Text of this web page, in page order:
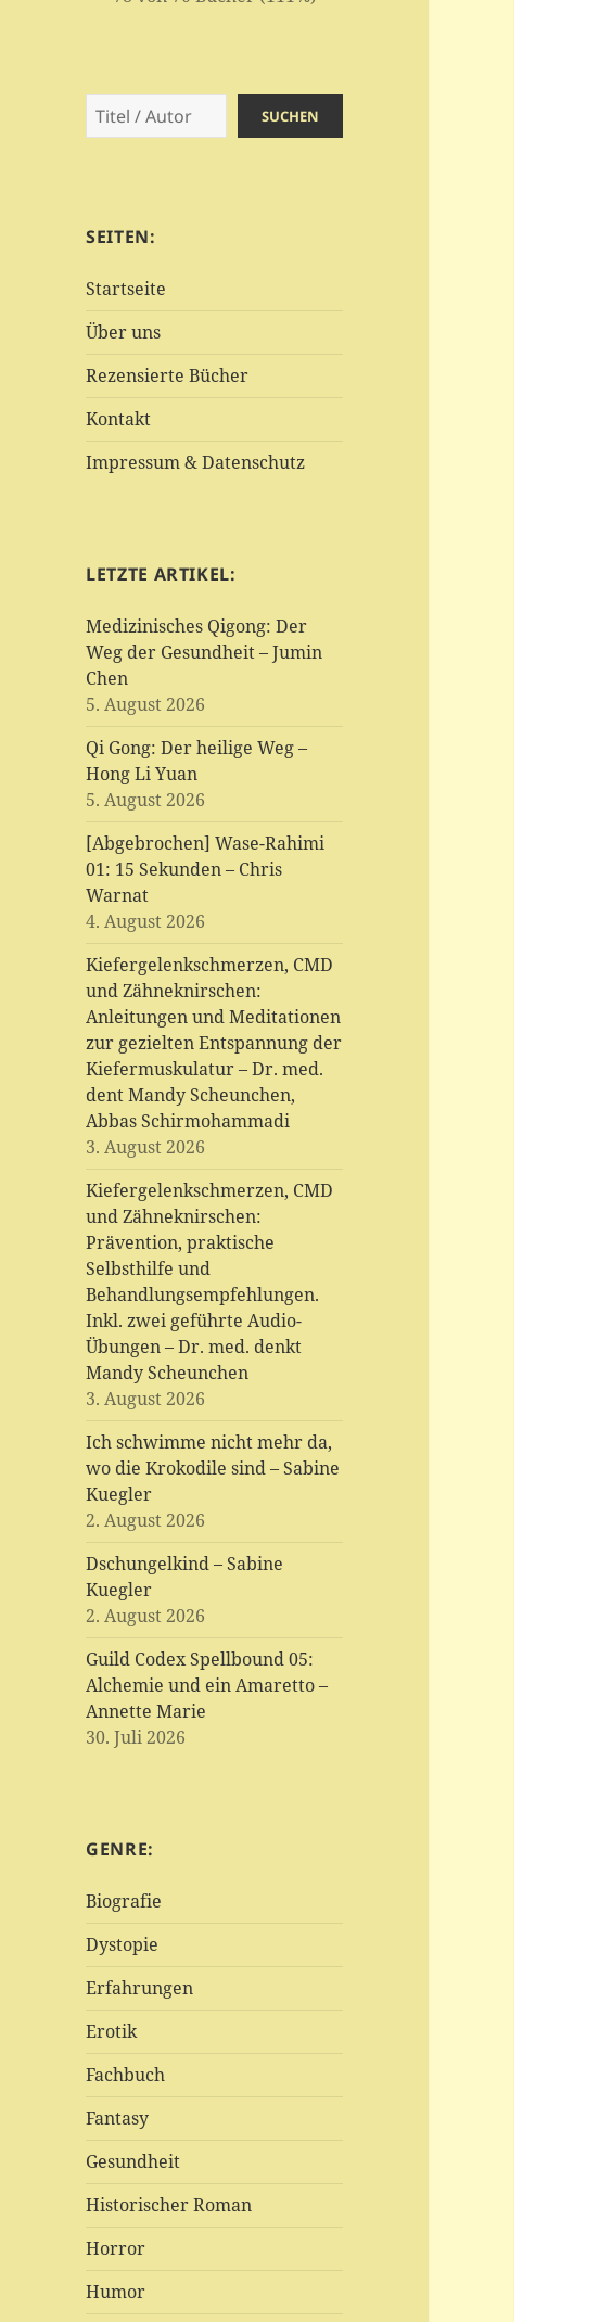
Suchen SUCHEN
SEITEN:
Startseite
Über uns
Rezensierte Bücher
Kontakt
Impressum & Datenschutz
LETZTE ARTIKEL:
Medizinisches Qigong: Der
Weg der Gesundheit – Jumin
Chen
5. August 2026
Qi Gong: Der heilige Weg –
Hong Li Yuan
5. August 2026
[Abgebrochen] Wase-Rahimi
01: 15 Sekunden – Chris
Warnat
4. August 2026
Kiefergelenkschmerzen, CMD
und Zähneknirschen:
Anleitungen und Meditationen
zur gezielten Entspannung der
Kiefermuskulatur – Dr. med.
dent Mandy Scheunchen,
Abbas Schirmohammadi
3. August 2026
Kiefergelenkschmerzen, CMD
und Zähneknirschen:
Prävention, praktische
Selbsthilfe und
Behandlungsempfehlungen.
Inkl. zwei geführte Audio-
Übungen – Dr. med. denkt
Mandy Scheunchen
3. August 2026
Ich schwimme nicht mehr da,
wo die Krokodile sind – Sabine
Kuegler
2. August 2026
Dschungelkind – Sabine
Kuegler
2. August 2026
Guild Codex Spellbound 05:
Alchemie und ein Amaretto –
Annette Marie
30. Juli 2026
GENRE:
Biografie
Dystopie
Erfahrungen
Erotik
Fachbuch
Fantasy
Gesundheit
Historischer Roman
Horror
Humor